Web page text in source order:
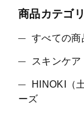
商品カテゴリ
すべての商
スキンケア
HINOKI（
ーズ